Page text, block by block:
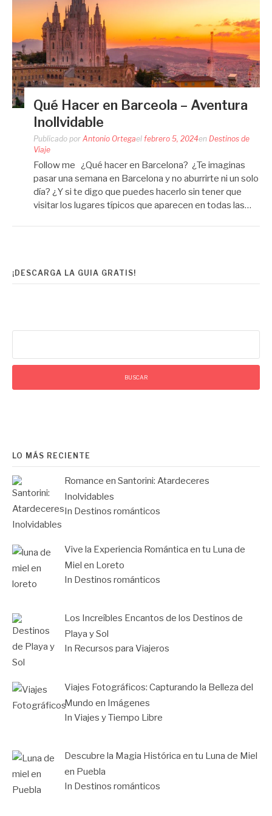
Qué Hacer en Barceola – Aventura
Inollvidable
Publicado por Antonio Ortegael febrero 5, 2024en Destinos de
Viaje
Follow me ¿Qué hacer en Barcelona? ¿Te imaginas
pasar una semana en Barcelona y no aburrirte ni un solo
día? ¿Y si te digo que puedes hacerlo sin tener que
visitar los lugares típicos que aparecen en todas las…
¡DESCARGA LA GUIA GRATIS!
LO MÁS RECIENTE
Romance en Santorini: Atardeceres
Inolvidables
In Destinos románticos
Vive la Experiencia Romántica en tu Luna de
Miel en Loreto
In Destinos románticos
Los Increíbles Encantos de los Destinos de
Playa y Sol
In Recursos para Viajeros
Viajes Fotográficos: Capturando la Belleza del
Mundo en Imágenes
In Viajes y Tiempo Libre
Descubre la Magia Histórica en tu Luna de Miel
en Puebla
In Destinos románticos